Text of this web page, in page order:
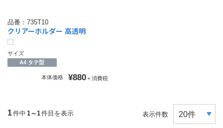
品番： 735T10
クリアーホルダー 高透明
サイズ
A4 タテ型
本体価格 ¥880＋消費税
1件中 1～1件目を表示 表示件数